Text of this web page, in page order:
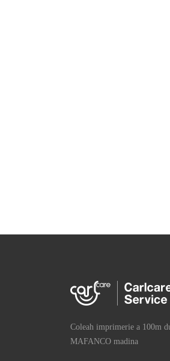
Coleah imprimerie a 100m
MAFANCO madina